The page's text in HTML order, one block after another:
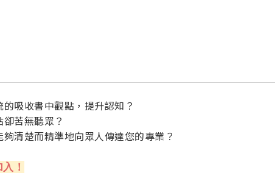
吸收書中觀點，提升認知？
苦無聽眾？
清楚而精準地向眾人傳達您的專業？
！